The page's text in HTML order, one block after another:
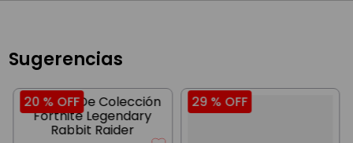
Sugerencias
20 % OFF 29 % OFF